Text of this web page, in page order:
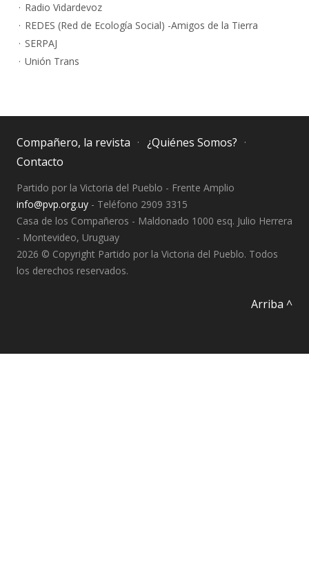
Radio Vidardevoz
REDES (Red de Ecología Social) -Amigos de la Tierra
SERPAJ
Unión Trans
Compañero, la revista
¿Quiénes Somos?
Contacto
Partido por la Victoria del Pueblo - Frente Amplio
info@pvp.org.uy - Teléfono 2909 3315
Casa de los Compañeros - Maldonado 1000 esq. Julio Herrera
- Montevideo, Uruguay
2026 © Copyright Partido por la Victoria del Pueblo. Todos
los derechos reservados.
Arriba ^